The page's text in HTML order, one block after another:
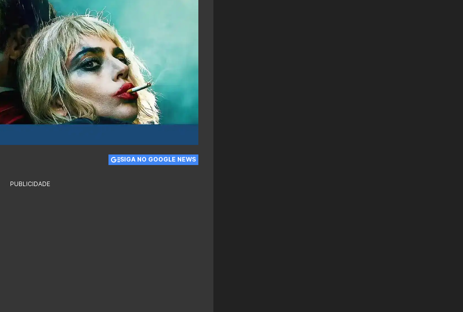
SIGA NO GOOGLE NEWS
PUBLICIDADE